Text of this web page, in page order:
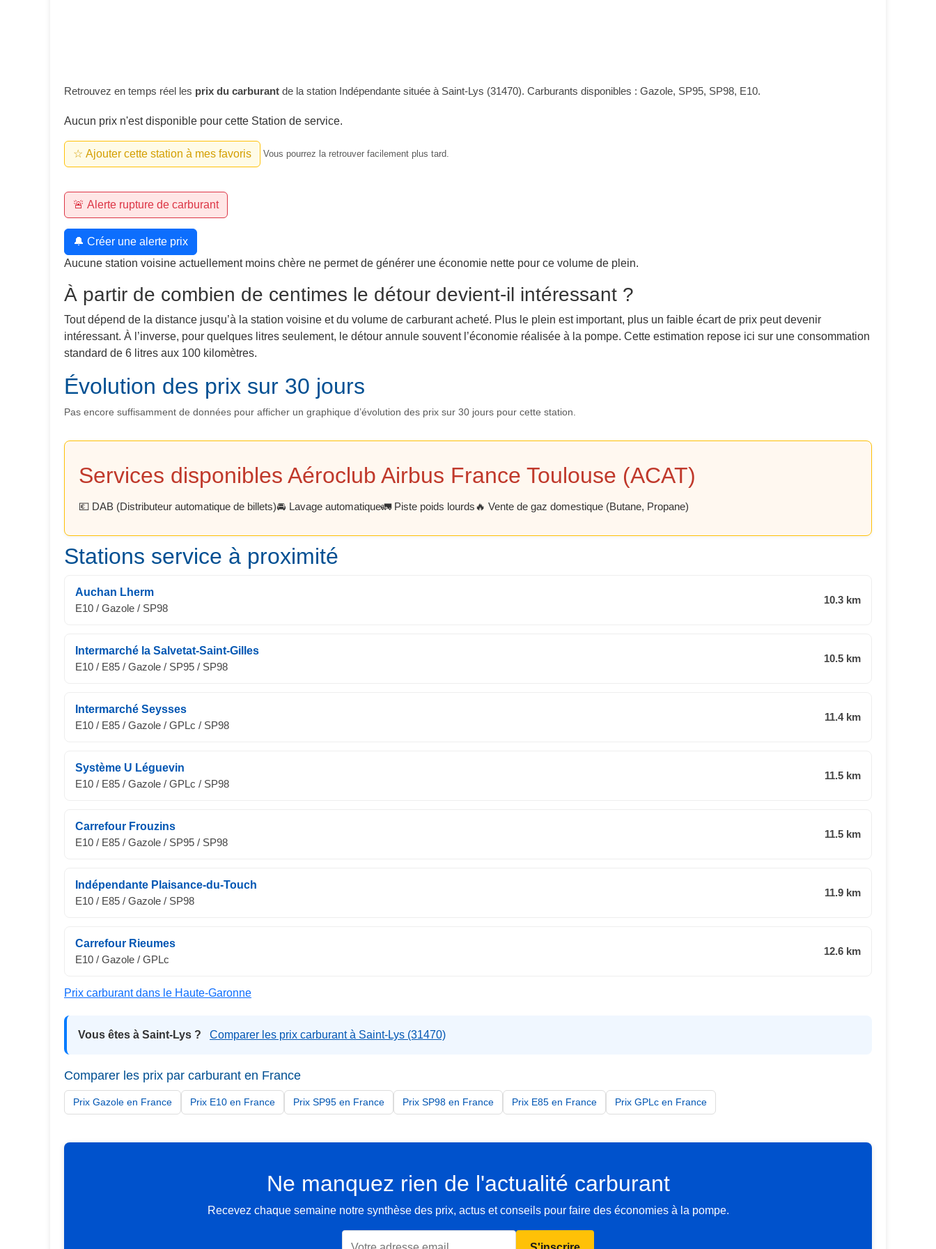
Retrouvez en temps réel les prix du carburant de la station Indépendante située à Saint-Lys (31470). Carburants disponibles : Gazole, SP95, SP98, E10.
Aucun prix n'est disponible pour cette Station de service.
☆ Ajouter cette station à mes favoris Vous pourrez la retrouver facilement plus tard.
🚨 Alerte rupture de carburant
🔔 Créer une alerte prix
Aucune station voisine actuellement moins chère ne permet de générer une économie nette pour ce volume de plein.
À partir de combien de centimes le détour devient-il intéressant ?
Tout dépend de la distance jusqu’à la station voisine et du volume de carburant acheté. Plus le plein est important, plus un faible écart de prix peut devenir
intéressant. À l’inverse, pour quelques litres seulement, le détour annule souvent l’économie réalisée à la pompe. Cette estimation repose ici sur une consommation
standard de 6 litres aux 100 kilomètres.
Évolution des prix sur 30 jours
Pas encore suffisamment de données pour afficher un graphique d’évolution des prix sur 30 jours pour cette station.
Services disponibles Aéroclub Airbus France Toulouse (ACAT)
💶 DAB (Distributeur automatique de billets)🚘 Lavage automatique🚛 Piste poids lourds🔥 Vente de gaz domestique (Butane, Propane)
Stations service à proximité
Auchan Lherm
E10 / Gazole / SP98
10.3 km
Intermarché la Salvetat-Saint-Gilles
E10 / E85 / Gazole / SP95 / SP98
10.5 km
Intermarché Seysses
E10 / E85 / Gazole / GPLc / SP98
11.4 km
Système U Léguevin
E10 / E85 / Gazole / GPLc / SP98
11.5 km
Carrefour Frouzins
E10 / E85 / Gazole / SP95 / SP98
11.5 km
Indépendante Plaisance-du-Touch
E10 / E85 / Gazole / SP98
11.9 km
Carrefour Rieumes
E10 / Gazole / GPLc
12.6 km
Prix carburant dans le Haute-Garonne
Vous êtes à Saint-Lys ? Comparer les prix carburant à Saint-Lys (31470)
Comparer les prix par carburant en France
Prix Gazole en France Prix E10 en France Prix SP95 en France Prix SP98 en France Prix E85 en France Prix GPLc en France
Ne manquez rien de l'actualité carburant
Recevez chaque semaine notre synthèse des prix, actus et conseils pour faire des économies à la pompe.